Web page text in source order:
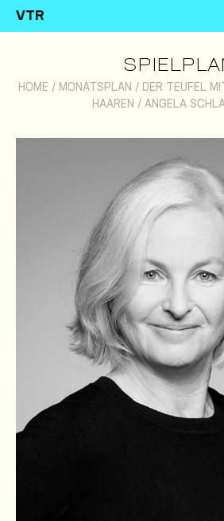
VTR
HOME / MONATSPLAN / DER TEUFEL
HAAREN / ANGELA